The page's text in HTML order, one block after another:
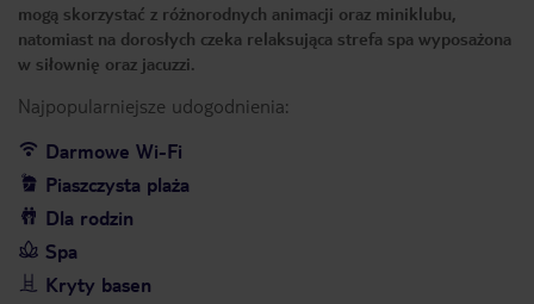
mogą skorzystać z różnorodnych animacji oraz miniklubu,
natomiast na dorosłych czeka relaksująca strefa spa wyposażona
w siłownię oraz jacuzzi.
Najpopularniejsze udogodnienia:
Darmowe Wi-Fi
Piaszczysta plaża
Dla rodzin
Spa
Kryty basen